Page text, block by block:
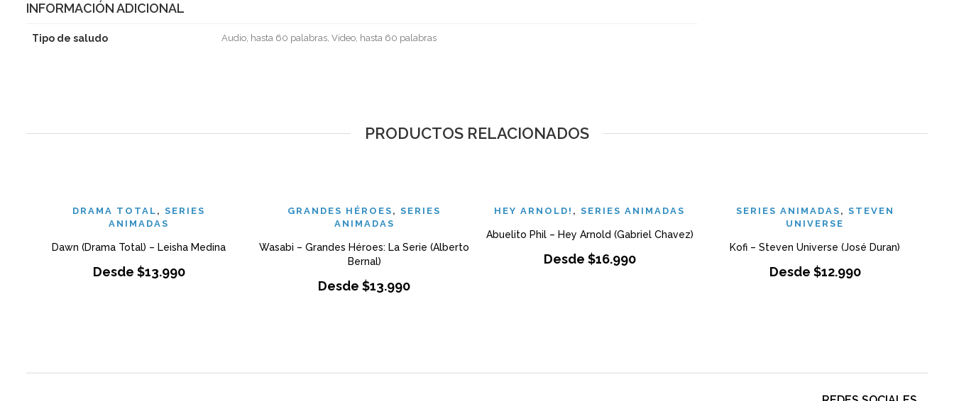
INFORMACIÓN ADICIONAL
Tipo de saludo Audio, hasta 60 palabras, Video, hasta 60 palabras
PRODUCTOS RELACIONADOS
DRAMA TOTAL ,SERIES
ANIMADAS
Dawn (Drama Total) – Leisha Medina
Desde $13.990
GRANDES HÉROES ,SERIES
ANIMADAS
Wasabi – Grandes Héroes: La Serie (Alberto
Bernal)
Desde$13.990
HEY ARNOLD! ,SERIES ANIMADAS
Abuelito Phil – Hey Arnold (Gabriel Chavez)
Desde $16.990
SERIES ANIMADAS , STEVEN
UNIVERSE
Kofi – Steven Universe (José Duran)
Desde $12.990